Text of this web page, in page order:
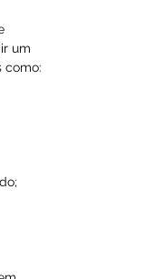
um
como: